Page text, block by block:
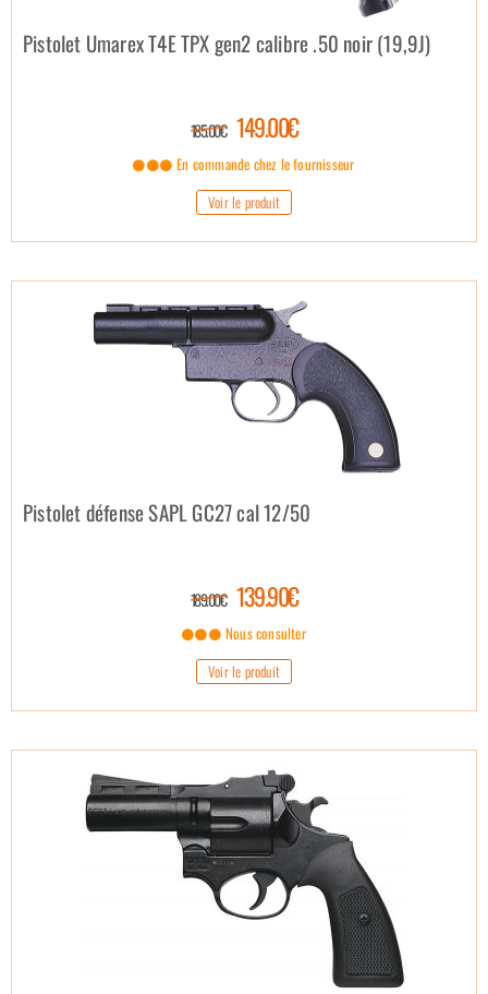
Pistolet Umarex T4E TPX gen2 calibre .50 noir (19,9J)
185.00€ 149.00€
En commande chez le fournisseur
Voir le produit
Pistolet défense SAPL GC27 cal 12/50
189.00€ 139.90€
Nous consulter
Voir le produit